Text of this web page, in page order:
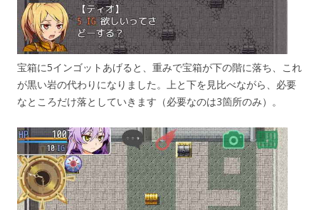
宝箱に5インゴットあげると、重みで宝箱が下の階に落ち、これ
が黒い岩の代わりになりました。上と下を見比べながら、必要
なところだけ落としていきます（必要なのは3箇所のみ）。